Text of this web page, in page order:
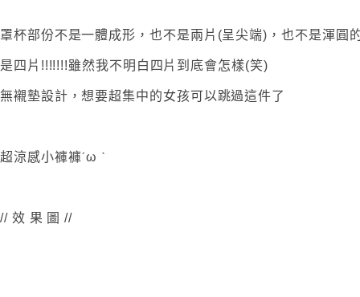
罩杯部份不是一體成形，也不是兩片(呈尖端)，也不是渾圓
是四片!!!!!!!雖然我不明白四片到底會怎樣(笑)
無襯墊設計，想要超集中的女孩可以跳過這件了
超涼感小褲褲ˊω ˋ
// 效 果 圖 //